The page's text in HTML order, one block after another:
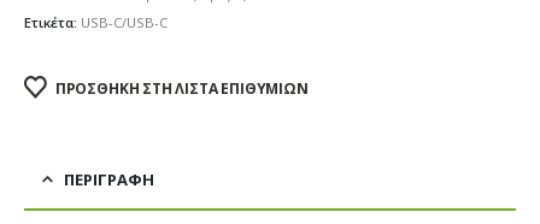
Ετικέτα: USB-C/USB-C
ΠΡΟΣΘΉΚΗ ΣΤΗ ΛΊΣΤΑ ΕΠΙΘΥΜΙΏΝ
ΠΕΡΙΓΡΑΦΉ